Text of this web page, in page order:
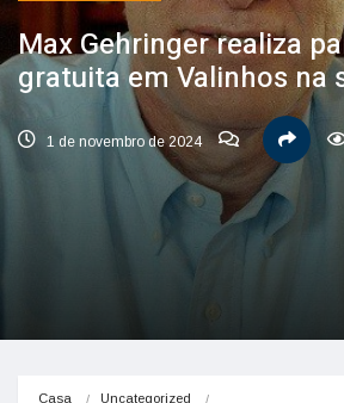
Max Gehringer realiza
gratuita em Valinhos na
1 de novembro de 2024
Casa Uncategorized